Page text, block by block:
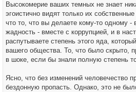
Высокомерие ваших темных не знает
эгоистично видят только их
что то, что вы делаете кому-то одному
жадность - вместе с коррупцией, и в
распутываете степень этого яда,
вашего общества. То, что было скрыто,
в шоке, если бы знали полную степень
Ясно, что без изменений человечество
бездонную пропасть. Однако, это не